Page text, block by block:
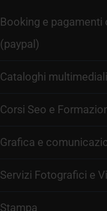
Booking e pagamenti
(paypal)
Cataloghi multimediali
Corsi Seo e
Grafica e
Servizi Fotografici e
Stampa